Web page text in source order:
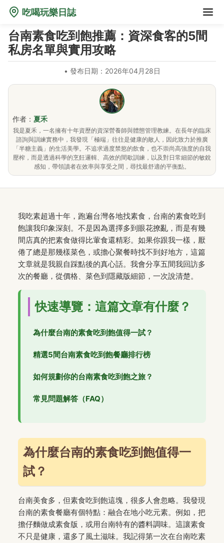
吃喝玩樂日誌
台南素食吃到飽推薦：資深食客的5間
私房名單與實用攻略
• 發布日期：2026年04月28日
作者： 夏禾
我是夏禾，一名擁有十年資歷的資深營養師與體態管理教練。在長年的臨床
諮詢與訓練實務中，我發現「極端」往往是健康的敵人，因此致力於推廣
「半糖主義」的生活美學。不追求過度禁慾的飲食，也不崇尚高強度的自我
壓榨，而是透過科學的烹飪邏輯、高效的間歇訓練，以及對日常細節的敏銳
感知，帶領讀者在效率與享受之間，尋找最舒適的平衡點。
我吃素超過十年，跑遍台灣各地找素食，台南的素食吃到
飽讓我印象深刻。不是因為選擇多到眼花撩亂，而是有幾
間店真的把素食做得比葷食還精彩。如果你跟我一樣，厭
倦了總是那幾樣菜色，或擔心聚餐時找不到好地方，這篇
文章就是我親自踩點後的真心話。我會分享五間我回訪多
次的餐廳，從價格、菜色到隱藏版細節，一次說清楚。
快速導覽：這篇文章有什麼？
為什麼台南的素食吃到飽值得一試？
精選5間台南素食吃到飽餐廳排行榜
如何規劃你的台南素食吃到飽之旅？
常見問題解答（FAQ）
為什麼台南的素食吃到飽值得一
試？
台南美食多，但素食吃到飽這塊，很多人會忽略。我發現
台南的素食餐廳有個特點：融合在地小吃元素。例如，把
擔仔麵做成素食版，或用台南特有的醬料調味。這讓素食
不只是健康，還多了風土滋味。我記得第一次在台南吃素